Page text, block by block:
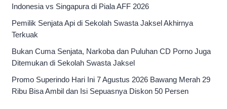
Indonesia vs Singapura di Piala AFF 2026
Pemilik Senjata Api di Sekolah Swasta Jaksel Akhirnya
Terkuak
Bukan Cuma Senjata, Narkoba dan Puluhan CD Porno Juga
Ditemukan di Sekolah Swasta Jaksel
Promo Superindo Hari Ini 7 Agustus 2026 Bawang Merah 29
Ribu Bisa Ambil dan Isi Sepuasnya Diskon 50 Persen